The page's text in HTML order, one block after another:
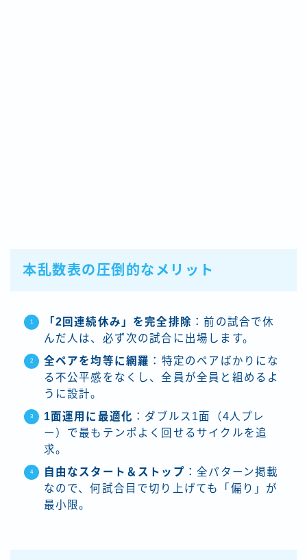
本乱数表の圧倒的なメリット
「2回連続休み」を完全排除 ：前の試合で休
んだ人は、必ず次の試合に出場します。
全ペアを均等に網羅 ：特定のペアばかりにな
る不公平感をなくし、全員が全員と組めるよ
うに設計。
1面運用に最適化 ：ダブルス1面（4人プレ
ー）で最もテンポよく回せるサイクルを追
求。
自由なスタート＆ストップ ：全パターン掲載
なので、何試合目で切り上げても「偏り」が
最小限。